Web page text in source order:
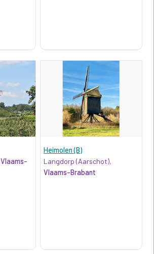
Vlaams-
Heimolen (B)
Langdorp (Aarschot),
Vlaams-Brabant